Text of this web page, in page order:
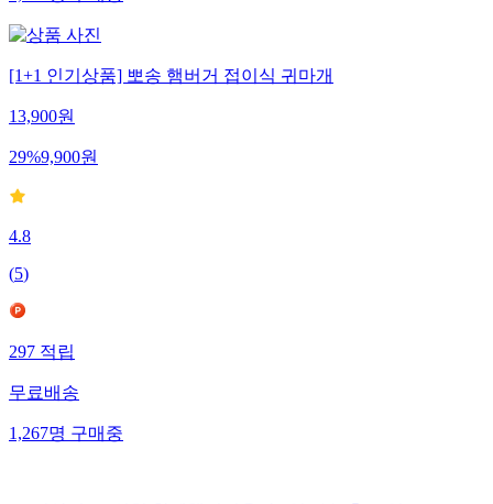
[1+1 인기상품] 뽀송 햄버거 접이식 귀마개
13,900원
29%9,900원
4.8
(5)
297 적립
무료배송
1,267명 구매중